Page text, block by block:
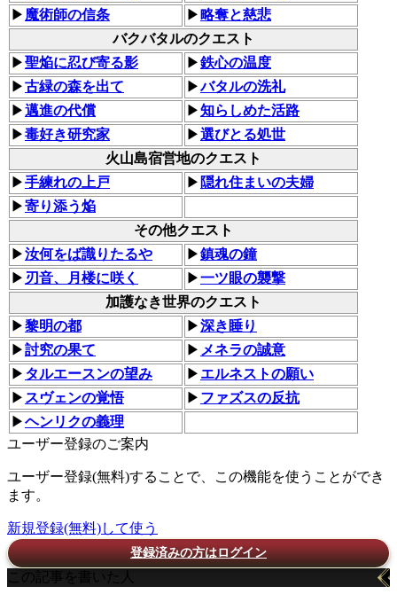
▶ 魔術師の信条 ▶略奪と慈悲
バクバタルのクエスト
▶聖焔に忍び寄る影 ▶鉄心の温度
▶古緑の森を出て ▶バタルの洗礼
▶邁進の代償 ▶知らしめた活路
▶毒好き研究家 ▶選びとる処世
火山島宿営地のクエスト
▶手練れの上戸 ▶ 隠れ住まいの夫婦
▶寄り添う焔
その他クエスト
▶汝何をば識りたるや ▶鎮魂の鐘
▶ 刃音、月楼に咲く ▶一ツ眼の襲撃
加護なき世界のクエスト
▶黎明の都 ▶深き睡り
▶討究の果て ▶ メネラの誠意
▶ タルエースンの望み ▶ エルネストの願い
▶ スヴェンの覚悟 ▶ ファズスの反抗
▶ヘンリクの義理
ユーザー登録のご案内
ユーザー登録(無料)することで、この機能を使うことができ
ます。
新規登録(無料)して使う
登録済みの方はログイン
この記事を書いた人